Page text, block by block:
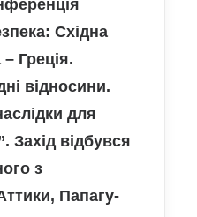
Східна
Греція.
відносини.
для
Захід відбувся
з
Папагу-